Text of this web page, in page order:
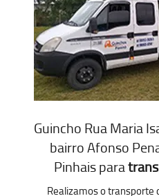
Guincho Rua Maria
bairro Afonso
Pinhais para
Realizamos o transporte